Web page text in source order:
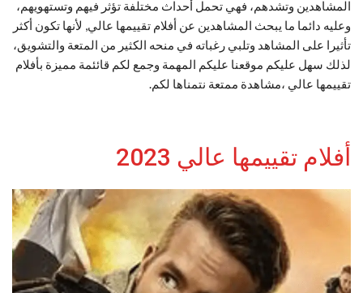
المشاهدين وتشدهم، فهي تحمل أحداث مختلفة تؤثر فيهم وتستهويهم،
وعليه دائما ما يبحث المشاهدين عن أفلام تقييمها عالي, لأنها تكون أكثر
تأثيرا على المشاهد وتلبي رغباته في منحه الكثير من المتعة والتشويق،
لذلك سهل عليكم موقعنا عليكم المهمة وجمع لكم قائئمة مميزة بأفلام
تقييمها عالي ،مشاهدة ممتعة نتمناها لكم.
أفلام تقييمها عالي 2023